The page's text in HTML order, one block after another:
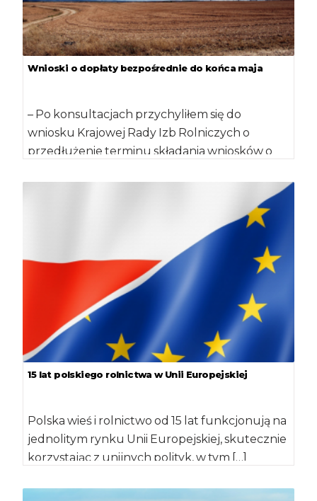
Wnioski o dopłaty bezpośrednie do końca maja
– Po konsultacjach przychyliłem się do
wniosku Krajowej Rady Izb Rolniczych o
przedłużenie terminu składania wniosków o
15 lat polskiego rolnictwa w Unii Europejskiej
Polska wieś i rolnictwo od 15 lat funkcjonują na
jednolitym rynku Unii Europejskiej, skutecznie
korzystając z unijnych polityk, w tym […]